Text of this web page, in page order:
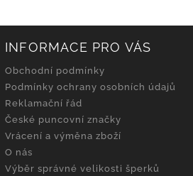
INFORMACE PRO VÁS
Obchodní podmínky
Podmínky ochrany osobních údajů
Reklamační řád
České puncovní značky
Vrácení a výměna zboží
O nás
Výběr správné velikosti šperků